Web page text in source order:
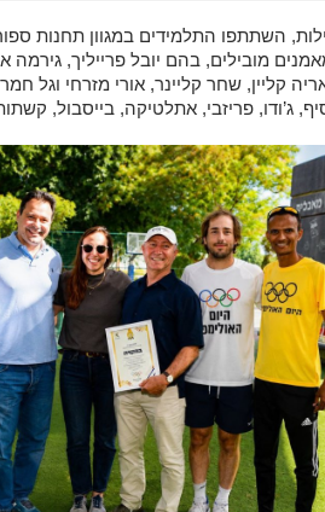
השתתפו התלמידים במגוון תחנות
מובילים, בהם יובל פרייליך, גירמה
קליין, שחר קליינר, אורי מזרחי וגל
סיף, ג’ודו, פריזבי, אתלטיקה, בייסבול,